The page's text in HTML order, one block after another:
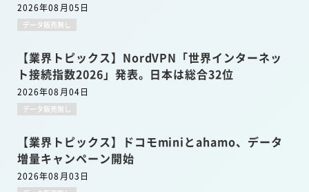
2026年08月05日
データ販売無し
【業界トピックス】NordVPN「世界インターネッ
ト接続指数2026」発表。日本は総合32位
2026年08月04日
データ販売無し
【業界トピックス】ドコモminiとahamo、データ
増量キャンペーン開始
2026年08月03日